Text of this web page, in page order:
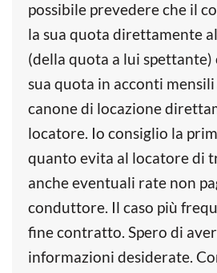
possibile prevedere che il
la sua quota direttamente
(della quota a lui spettante)
sua quota in acconti mensili
canone di locazione
locatore. Io consiglio la
quanto evita al locatore di
anche eventuali rate non
conduttore. Il caso più
fine contratto. Spero di
informazioni desiderate.